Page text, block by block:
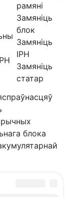
рамяні
Замяніць
блок
Замяніць
ІРН
Замяніць
статар
блока